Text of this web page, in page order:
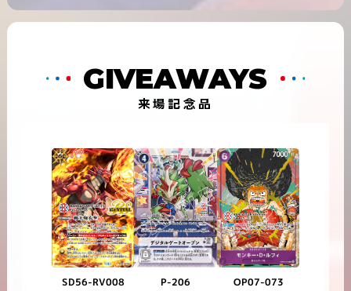
GIVEAWAYS
来場記念品
SD56-RV008 P-206 OP07-073